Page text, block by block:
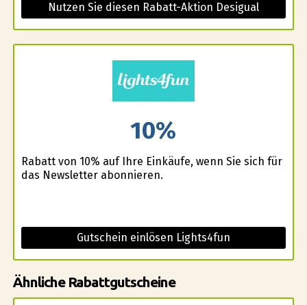
Nutzen Sie diesen Rabatt-Aktion Desigual
10%
Rabatt von 10% auf Ihre Einkäufe, wenn Sie sich für
das Newsletter abonnieren.
Gutschein einlösen Lights4fun
Ähnliche Rabattgutscheine